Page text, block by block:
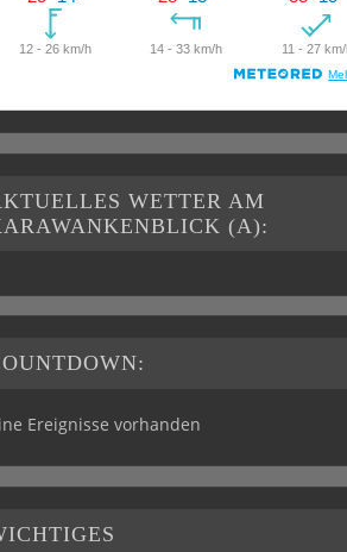
WETTER AM
(A):
Ereignisse vorhanden